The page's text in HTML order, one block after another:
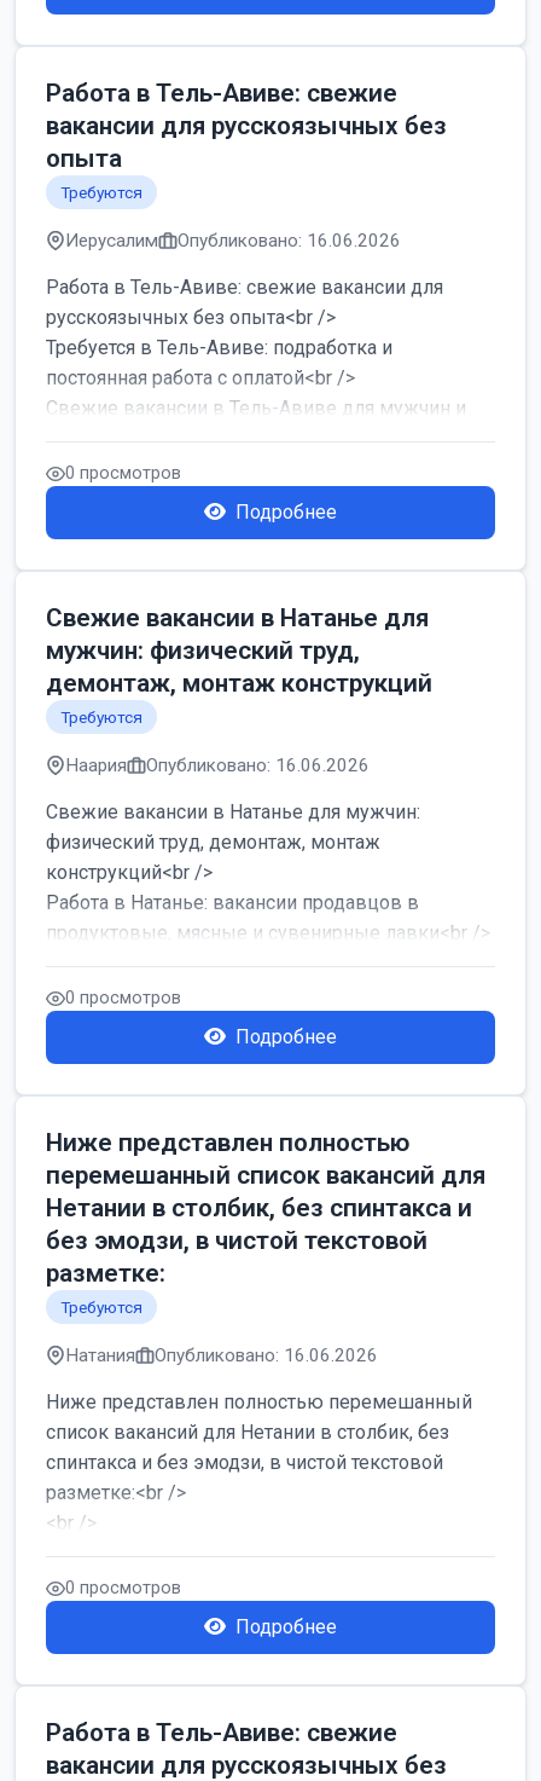
Работа в Тель-Авиве: свежие
вакансии для русскоязычных без
опыта
Требуются
Иерусалим Опубликовано: 16.06.2026
Работа в Тель-Авиве: свежие вакансии для
русскоязычных без опыта<br />
Требуется в Тель-Авиве: подработка и
постоянная работа с оплатой<br />
Свежие вакансии в Тель-Авиве для мужчин и
женщин от хозя...
0 просмотров
Подробнее
Свежие вакансии в Натанье для
мужчин: физический труд,
демонтаж, монтаж конструкций
Требуются
Наария Опубликовано: 16.06.2026
Свежие вакансии в Натанье для мужчин:
физический труд, демонтаж, монтаж
конструкций<br />
Работа в Натанье: вакансии продавцов в
продуктовые, мясные и сувенирные лавки<br />
Разнорабочий на сборку м...
0 просмотров
Подробнее
Ниже представлен полностью
перемешанный список вакансий для
Нетании в столбик, без спинтакса и
без эмодзи, в чистой текстовой
разметке:
Требуются
Натания Опубликовано: 16.06.2026
Ниже представлен полностью перемешанный
список вакансий для Нетании в столбик, без
спинтакса и без эмодзи, в чистой текстовой
разметке:<br />
<br />
Работа в Нетании на мебельном производстве:
требу...
0 просмотров
Подробнее
Работа в Тель-Авиве: свежие
вакансии для русскоязычных без